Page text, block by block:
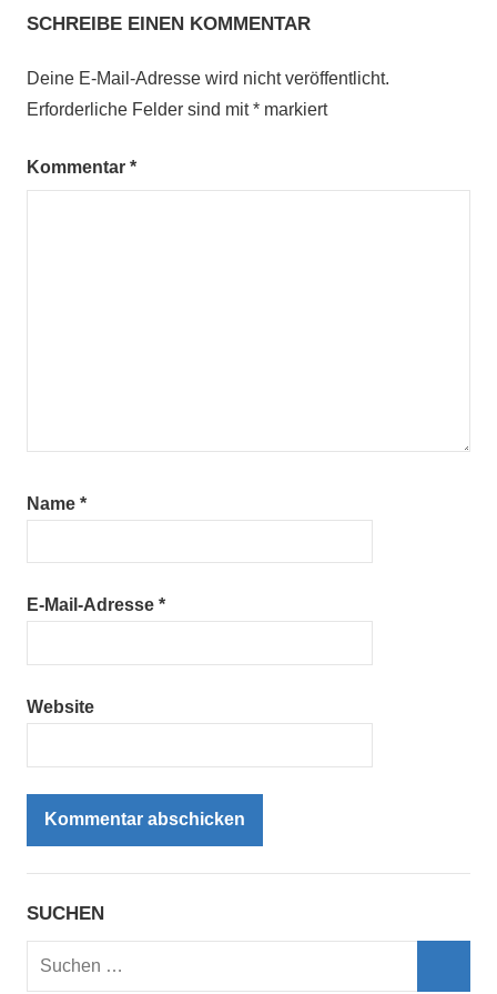
SCHREIBE EINEN KOMMENTAR
Deine E-Mail-Adresse wird nicht veröffentlicht.
Erforderliche Felder sind mit* markiert
Kommentar *
Name *
E-Mail-Adresse *
Website
SUCHEN
Suchen